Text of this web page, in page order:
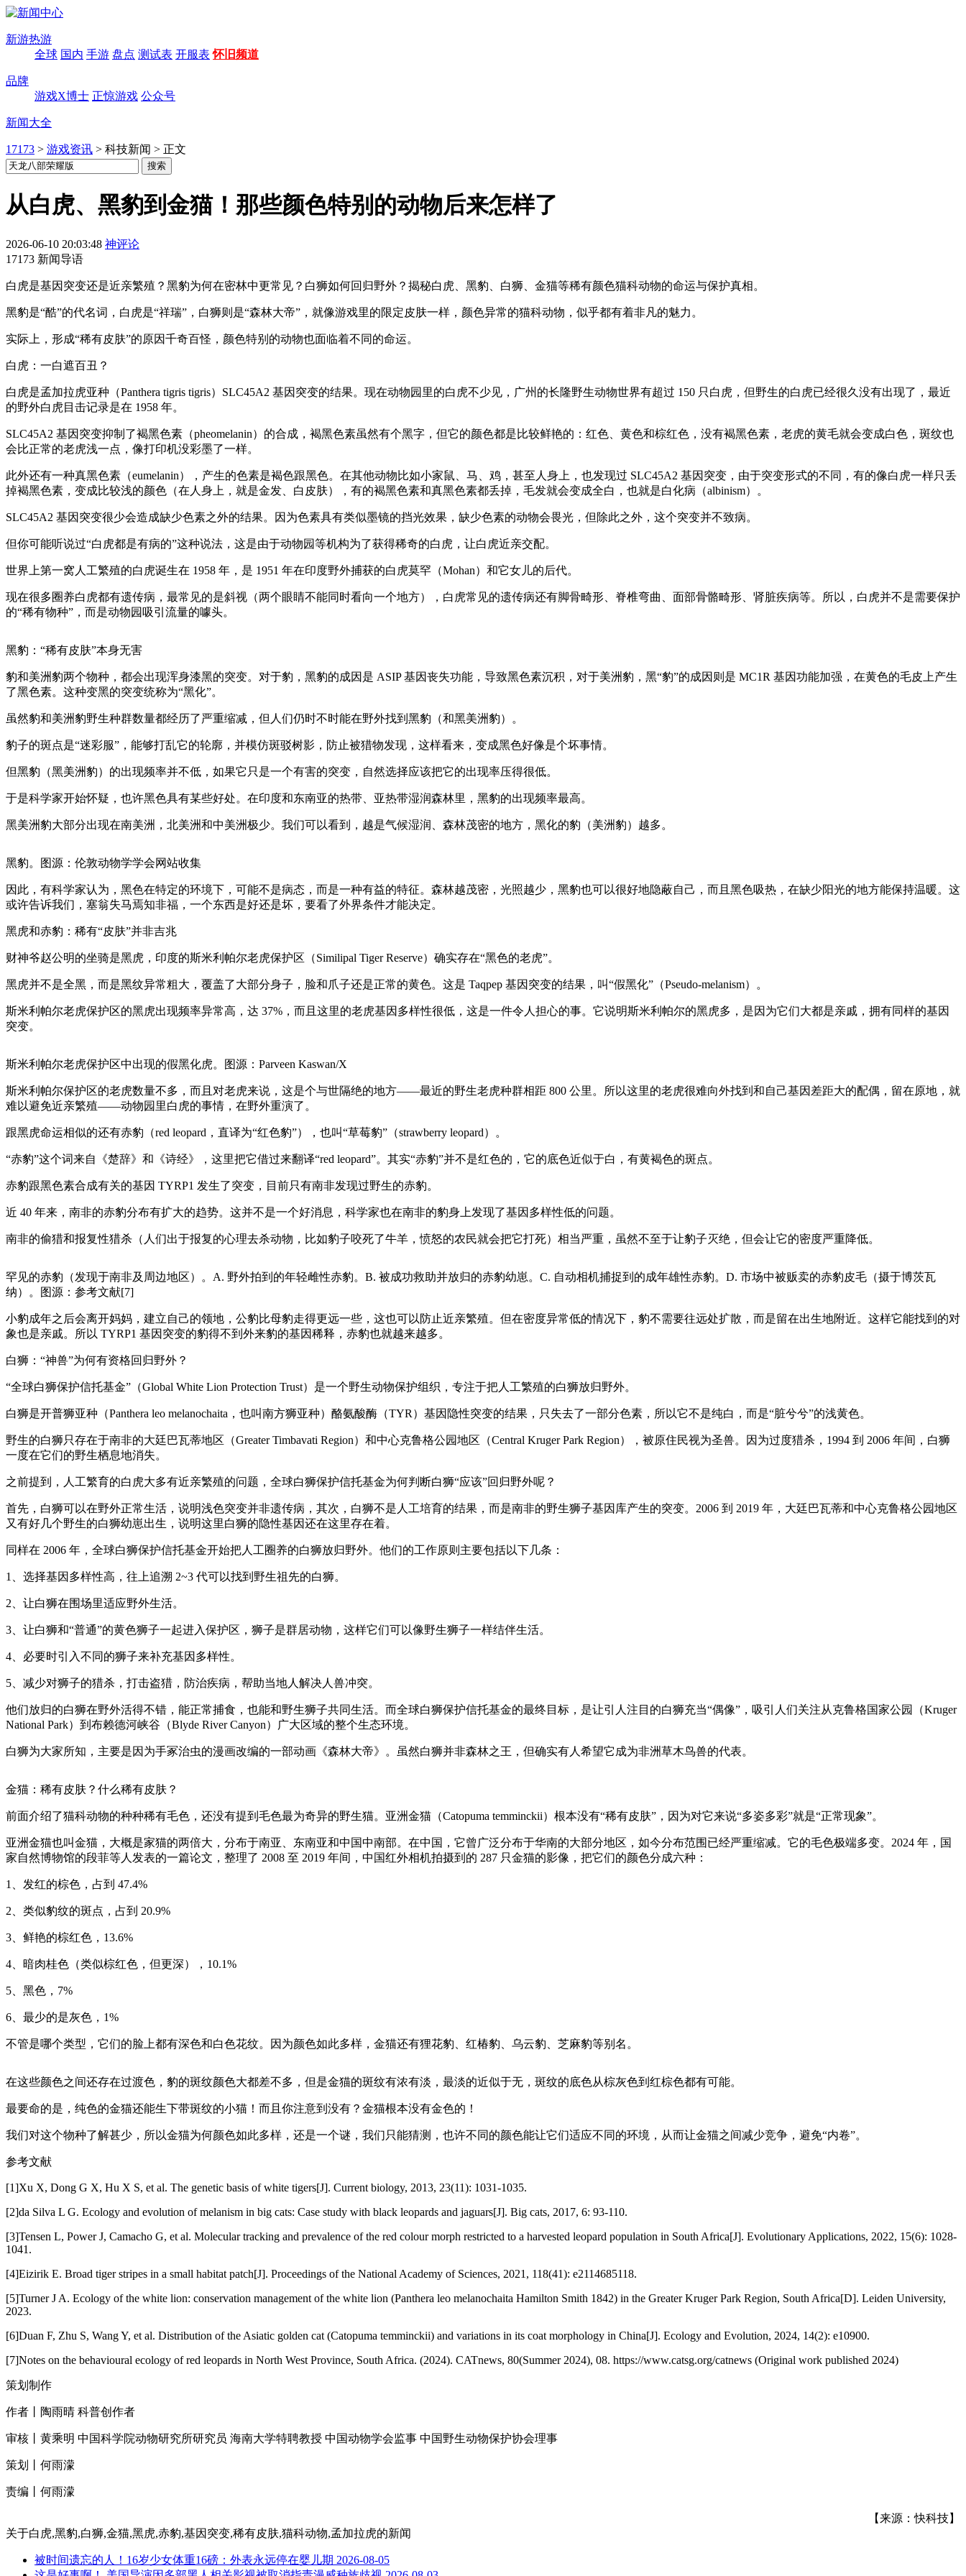
新游热游
全球 国内 手游 盘点 测试表 开服表 怀旧频道
品牌
游戏X博士 正惊游戏 公众号
新闻大全
17173 > 游戏资讯 > 科技新闻 > 正文
从白虎、黑豹到金猫！那些颜色特别的动物后来怎样了
2026-06-10 20:03:48 神评论
17173 新闻导语
白虎是基因突变还是近亲繁殖？黑豹为何在密林中更常见？白狮如何回归野外？揭秘白虎、黑豹、白狮、金猫等稀有颜色猫科动物的命运与保护真相。
黑豹是“酷”的代名词，白虎是“祥瑞”，白狮则是“森林大帝”，就像游戏里的限定皮肤一样，颜色异常的猫科动物，似乎都有着非凡的魅力。
实际上，形成“稀有皮肤”的原因千奇百怪，颜色特别的动物也面临着不同的命运。
白虎：一白遮百丑？
白虎是孟加拉虎亚种（Panthera tigris tigris）SLC45A2 基因突变的结果。现在动物园里的白虎不少见，广州的长隆野生动物世界有超过 150 只白虎，但野生的白虎已经很久没有出现了，最近
的野外白虎目击记录是在 1958 年。
SLC45A2 基因突变抑制了褐黑色素（pheomelanin）的合成，褐黑色素虽然有个黑字，但它的颜色都是比较鲜艳的：红色、黄色和棕红色，没有褐黑色素，老虎的黄毛就会变成白色，斑纹也
会比正常的老虎浅一点，像打印机没彩墨了一样。
此外还有一种真黑色素（eumelanin），产生的色素是褐色跟黑色。在其他动物比如小家鼠、马、鸡，甚至人身上，也发现过 SLC45A2 基因突变，由于突变形式的不同，有的像白虎一样只丢
掉褐黑色素，变成比较浅的颜色（在人身上，就是金发、白皮肤），有的褐黑色素和真黑色素都丢掉，毛发就会变成全白，也就是白化病（albinism）。
SLC45A2 基因突变很少会造成缺少色素之外的结果。因为色素具有类似墨镜的挡光效果，缺少色素的动物会畏光，但除此之外，这个突变并不致病。
但你可能听说过“白虎都是有病的”这种说法，这是由于动物园等机构为了获得稀奇的白虎，让白虎近亲交配。
世界上第一窝人工繁殖的白虎诞生在 1958 年，是 1951 年在印度野外捕获的白虎莫罕（Mohan）和它女儿的后代。
现在很多圈养白虎都有遗传病，最常见的是斜视（两个眼睛不能同时看向一个地方），白虎常见的遗传病还有脚骨畸形、脊椎弯曲、面部骨骼畸形、肾脏疾病等。所以，白虎并不是需要保护
的“稀有物种”，而是动物园吸引流量的噱头。
黑豹：“稀有皮肤”本身无害
豹和美洲豹两个物种，都会出现浑身漆黑的突变。对于豹，黑豹的成因是 ASIP 基因丧失功能，导致黑色素沉积，对于美洲豹，黑“豹”的成因则是 MC1R 基因功能加强，在黄色的毛皮上产生
了黑色素。这种变黑的突变统称为“黑化”。
虽然豹和美洲豹野生种群数量都经历了严重缩减，但人们仍时不时能在野外找到黑豹（和黑美洲豹）。
豹子的斑点是“迷彩服”，能够打乱它的轮廓，并模仿斑驳树影，防止被猎物发现，这样看来，变成黑色好像是个坏事情。
但黑豹（黑美洲豹）的出现频率并不低，如果它只是一个有害的突变，自然选择应该把它的出现率压得很低。
于是科学家开始怀疑，也许黑色具有某些好处。在印度和东南亚的热带、亚热带湿润森林里，黑豹的出现频率最高。
黑美洲豹大部分出现在南美洲，北美洲和中美洲极少。我们可以看到，越是气候湿润、森林茂密的地方，黑化的豹（美洲豹）越多。
黑豹。图源：伦敦动物学学会网站收集
因此，有科学家认为，黑色在特定的环境下，可能不是病态，而是一种有益的特征。森林越茂密，光照越少，黑豹也可以很好地隐蔽自己，而且黑色吸热，在缺少阳光的地方能保持温暖。这
或许告诉我们，塞翁失马焉知非福，一个东西是好还是坏，要看了外界条件才能决定。
黑虎和赤豹：稀有“皮肤”并非吉兆
财神爷赵公明的坐骑是黑虎，印度的斯米利帕尔老虎保护区（Similipal Tiger Reserve）确实存在“黑色的老虎”。
黑虎并不是全黑，而是黑纹异常粗大，覆盖了大部分身子，脸和爪子还是正常的黄色。这是 Taqpep 基因突变的结果，叫“假黑化”（Pseudo-melanism）。
斯米利帕尔老虎保护区的黑虎出现频率异常高，达 37%，而且这里的老虎基因多样性很低，这是一件令人担心的事。它说明斯米利帕尔的黑虎多，是因为它们大都是亲戚，拥有同样的基因
突变。
斯米利帕尔老虎保护区中出现的假黑化虎。图源：Parveen Kaswan/X
斯米利帕尔保护区的老虎数量不多，而且对老虎来说，这是个与世隔绝的地方——最近的野生老虎种群相距 800 公里。所以这里的老虎很难向外找到和自己基因差距大的配偶，留在原地，就
难以避免近亲繁殖——动物园里白虎的事情，在野外重演了。
跟黑虎命运相似的还有赤豹（red leopard，直译为“红色豹”），也叫“草莓豹”（strawberry leopard）。
“赤豹”这个词来自《楚辞》和《诗经》，这里把它借过来翻译“red leopard”。其实“赤豹”并不是红色的，它的底色近似于白，有黄褐色的斑点。
赤豹跟黑色素合成有关的基因 TYRP1 发生了突变，目前只有南非发现过野生的赤豹。
近 40 年来，南非的赤豹分布有扩大的趋势。这并不是一个好消息，科学家也在南非的豹身上发现了基因多样性低的问题。
南非的偷猎和报复性猎杀（人们出于报复的心理去杀动物，比如豹子咬死了牛羊，愤怒的农民就会把它打死）相当严重，虽然不至于让豹子灭绝，但会让它的密度严重降低。
罕见的赤豹（发现于南非及周边地区）。A. 野外拍到的年轻雌性赤豹。B. 被成功救助并放归的赤豹幼崽。C. 自动相机捕捉到的成年雄性赤豹。D. 市场中被贩卖的赤豹皮毛（摄于博茨瓦
纳）。图源：参考文献[7]
小豹成年之后会离开妈妈，建立自己的领地，公豹比母豹走得更远一些，这也可以防止近亲繁殖。但在密度异常低的情况下，豹不需要往远处扩散，而是留在出生地附近。这样它能找到的对
象也是亲戚。所以 TYRP1 基因突变的豹得不到外来豹的基因稀释，赤豹也就越来越多。
白狮：“神兽”为何有资格回归野外？
“全球白狮保护信托基金”（Global White Lion Protection Trust）是一个野生动物保护组织，专注于把人工繁殖的白狮放归野外。
白狮是开普狮亚种（Panthera leo melanochaita，也叫南方狮亚种）酪氨酸酶（TYR）基因隐性突变的结果，只失去了一部分色素，所以它不是纯白，而是“脏兮兮”的浅黄色。
野生的白狮只存在于南非的大廷巴瓦蒂地区（Greater Timbavati Region）和中心克鲁格公园地区（Central Kruger Park Region），被原住民视为圣兽。因为过度猎杀，1994 到 2006 年间，白狮
一度在它们的野生栖息地消失。
之前提到，人工繁育的白虎大多有近亲繁殖的问题，全球白狮保护信托基金为何判断白狮“应该”回归野外呢？
首先，白狮可以在野外正常生活，说明浅色突变并非遗传病，其次，白狮不是人工培育的结果，而是南非的野生狮子基因库产生的突变。2006 到 2019 年，大廷巴瓦蒂和中心克鲁格公园地区
又有好几个野生的白狮幼崽出生，说明这里白狮的隐性基因还在这里存在着。
同样在 2006 年，全球白狮保护信托基金开始把人工圈养的白狮放归野外。他们的工作原则主要包括以下几条：
1、选择基因多样性高，往上追溯 2~3 代可以找到野生祖先的白狮。
2、让白狮在围场里适应野外生活。
3、让白狮和“普通”的黄色狮子一起进入保护区，狮子是群居动物，这样它们可以像野生狮子一样结伴生活。
4、必要时引入不同的狮子来补充基因多样性。
5、减少对狮子的猎杀，打击盗猎，防治疾病，帮助当地人解决人兽冲突。
他们放归的白狮在野外活得不错，能正常捕食，也能和野生狮子共同生活。而全球白狮保护信托基金的最终目标，是让引人注目的白狮充当“偶像”，吸引人们关注从克鲁格国家公园（Kruger
National Park）到布赖德河峡谷（Blyde River Canyon）广大区域的整个生态环境。
白狮为大家所知，主要是因为手冢治虫的漫画改编的一部动画《森林大帝》。虽然白狮并非森林之王，但确实有人希望它成为非洲草木鸟兽的代表。
金猫：稀有皮肤？什么稀有皮肤？
前面介绍了猫科动物的种种稀有毛色，还没有提到毛色最为奇异的野生猫。亚洲金猫（Catopuma temminckii）根本没有“稀有皮肤”，因为对它来说“多姿多彩”就是“正常现象”。
亚洲金猫也叫金猫，大概是家猫的两倍大，分布于南亚、东南亚和中国中南部。在中国，它曾广泛分布于华南的大部分地区，如今分布范围已经严重缩减。它的毛色极端多变。2024 年，国
家自然博物馆的段菲等人发表的一篇论文，整理了 2008 至 2019 年间，中国红外相机拍摄到的 287 只金猫的影像，把它们的颜色分成六种：
1、发红的棕色，占到 47.4%
2、类似豹纹的斑点，占到 20.9%
3、鲜艳的棕红色，13.6%
4、暗肉桂色（类似棕红色，但更深），10.1%
5、黑色，7%
6、最少的是灰色，1%
不管是哪个类型，它们的脸上都有深色和白色花纹。因为颜色如此多样，金猫还有狸花豹、红椿豹、乌云豹、芝麻豹等别名。
在这些颜色之间还存在过渡色，豹的斑纹颜色大都差不多，但是金猫的斑纹有浓有淡，最淡的近似于无，斑纹的底色从棕灰色到红棕色都有可能。
最要命的是，纯色的金猫还能生下带斑纹的小猫！而且你注意到没有？金猫根本没有金色的！
我们对这个物种了解甚少，所以金猫为何颜色如此多样，还是一个谜，我们只能猜测，也许不同的颜色能让它们适应不同的环境，从而让金猫之间减少竞争，避免“内卷”。
参考文献
[1]Xu X, Dong G X, Hu X S, et al. The genetic basis of white tigers[J]. Current biology, 2013, 23(11): 1031-1035.
[2]da Silva L G. Ecology and evolution of melanism in big cats: Case study with black leopards and jaguars[J]. Big cats, 2017, 6: 93-110.
[3]Tensen L, Power J, Camacho G, et al. Molecular tracking and prevalence of the red colour morph restricted to a harvested leopard population in South Africa[J]. Evolutionary Applications, 2022, 15(6): 1028-
1041.
[4]Eizirik E. Broad tiger stripes in a small habitat patch[J]. Proceedings of the National Academy of Sciences, 2021, 118(41): e2114685118.
[5]Turner J A. Ecology of the white lion: conservation management of the white lion (Panthera leo melanochaita Hamilton Smith 1842) in the Greater Kruger Park Region, South Africa[D]. Leiden University,
2023.
[6]Duan F, Zhu S, Wang Y, et al. Distribution of the Asiatic golden cat (Catopuma temminckii) and variations in its coat morphology in China[J]. Ecology and Evolution, 2024, 14(2): e10900.
[7]Notes on the behavioural ecology of red leopards in North West Province, South Africa. (2024). CATnews, 80(Summer 2024), 08. https://www.catsg.org/catnews (Original work published 2024)
策划制作
作者丨陶雨晴 科普创作者
审核丨黄乘明 中国科学院动物研究所研究员 海南大学特聘教授 中国动物学会监事 中国野生动物保护协会理事
策划丨何雨濛
责编丨何雨濛
【来源：快科技】
关于白虎,黑豹,白狮,金猫,黑虎,赤豹,基因突变,稀有皮肤,猫科动物,孟加拉虎的新闻
被时间遗忘的人！16岁少女体重16磅：外表永远停在婴儿期 2026-08-05